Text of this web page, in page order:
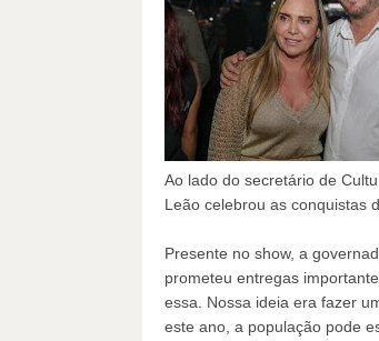
Ao lado do secretário de
Leão celebrou as conquistas
Presente no show, a
prometeu entregas
essa. Nossa ideia era fazer
este ano, a população pode